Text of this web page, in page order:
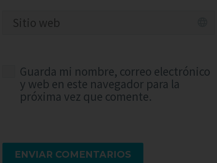
Guarda mi nombre, correo electrónico
y web en este navegador para la
próxima vez que comente.
ENVIAR COMENTARIOS